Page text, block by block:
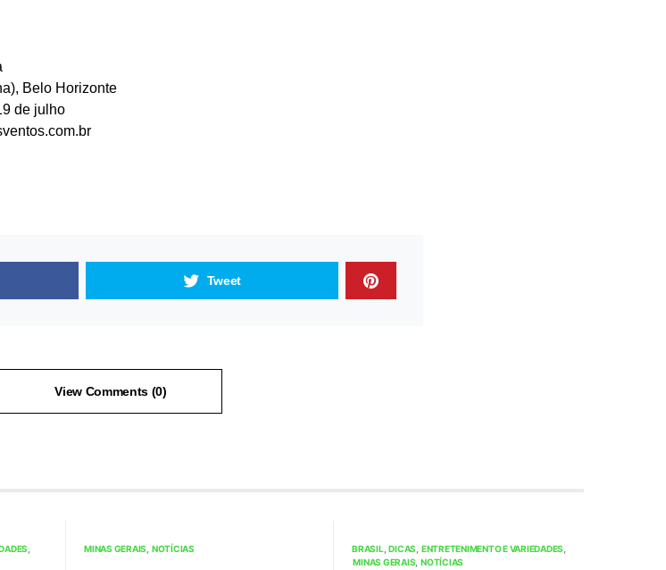
Belo Horizonte
de julho
Tweet
View Comments (0)
MINAS GERAIS NOTÍCIAS BRASIL DICAS ENTRETENIMENTO E VARIEDADES
MINAS GERAIS NOTÍCIAS